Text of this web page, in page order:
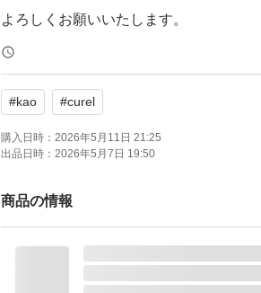
よろしくお願いいたします。
#kao #curel
購入日時： 2026年5月11日 21:25
出品日時： 2026年5月7日 19:50
商品の情報